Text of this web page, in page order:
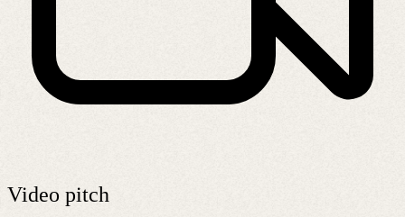
Video pitch